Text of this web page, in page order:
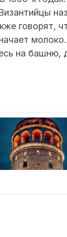
говорят,
на башню,